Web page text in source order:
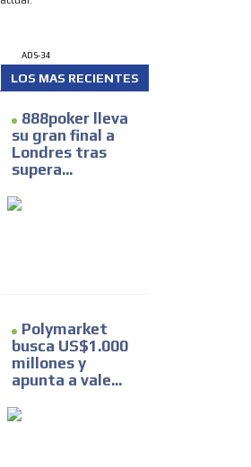
ADS-34
LOS MAS RECIENTES
888poker lleva
su gran final a
Londres tras
supera...
Polymarket
busca US$1.000
millones y
apunta a vale...